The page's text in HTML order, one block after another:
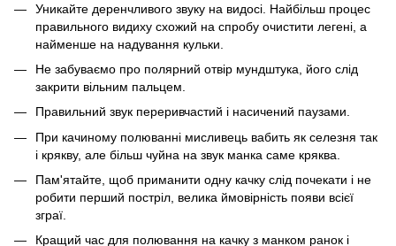
Уникайте деренчливого звуку на видосі. Найбільш процес
правильного видиху схожий на спробу очистити легені, а
найменше на надування кульки.
Не забуваємо про полярний отвір мундштука, його слід
закрити вільним пальцем.
Правильний звук переривчастий і насичений паузами.
При качиному полюванні мисливець вабить як селезня так
і крякву, але більш чуйна на звук манка саме кряква.
Пам'ятайте, щоб приманити одну качку слід почекати і не
робити перший постріл, велика ймовірність появи всієї
зграї.
Кращий час для полювання на качку з манком ранок і